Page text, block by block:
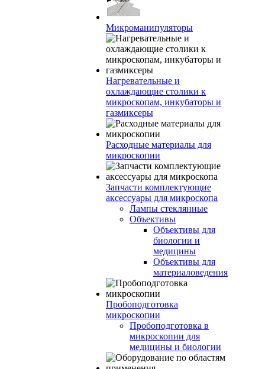
Микроманипуляторы
Нагревательные и
охлаждающие столики к
микроскопам, инкубаторы и
газмиксеры
Расходные материалы для
микроскопии
Запчасти комплектующие
аксессуары для микроскопа
Лампы стеклянные
Объективы
Объективы для
биологии и
медицины
Объективы для
материаловедения
Пробоподготовка
микроскопии
Пробоподготовка в
микроскопии для
медицины и биологии